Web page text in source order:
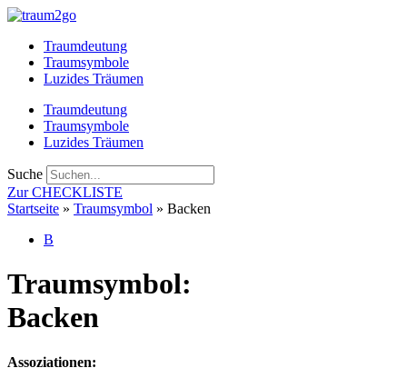
Zum
springenTraumdeutung
Traumsymbole
Luzides Träumen
Traumdeutung
Traumsymbole
Luzides Träumen
Suche
Zur CHECKLISTE
Startseite » Traumsymbol » Backen
B
Traumsymbol:
Backen
Assoziationen: